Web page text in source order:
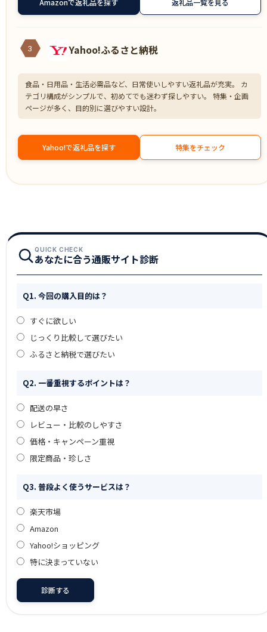
3 Yahoo!ふるさと納税
食品・日用品・生活必需品など、日常使いしやすい返礼品が充実。 カ
テゴリ構成がシンプルで、初めてでも迷わず探しやすい。 特集・企画
ページが多く、目的別に選びやすい設計。
Yahoo!で返礼品を探す 特集をチェック
QUICK CHECK
あなたに合う通販サイト診断
Q1. 今回の購入目的は？
すぐに欲しい
じっくり比較して選びたい
ふるさと納税で選びたい
Q2. 一番重視するポイントは？
配送の早さ
レビュー・比較のしやすさ
価格・キャンペーン重視
限定商品・珍しさ
Q3. 普段よく使うサービスは？
楽天市場
Amazon
Yahoo!ショッピング
特に決まっていない
診断する